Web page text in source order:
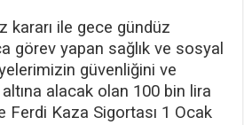
kararı ile gece gündüz
görev yapan sağlık ve sosyal
güvenliğini ve
alacak olan 100 bin lira
Ferdi Kaza Sigortası 1 Ocak